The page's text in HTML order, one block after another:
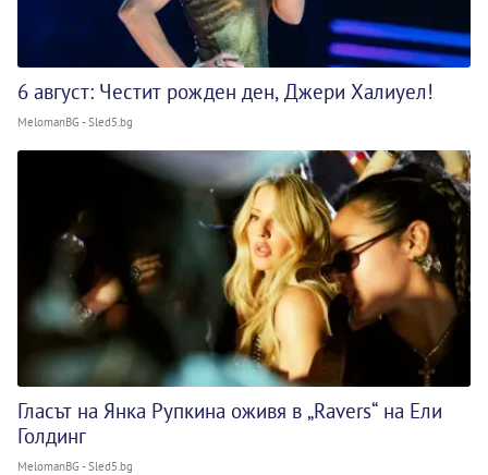
6 август: Честит рожден ден, Джери Халиуел!
MelomanBG - Sled5.bg
Гласът на Янка Рупкина оживя в „Ravers“ на Ели
Голдинг
MelomanBG - Sled5.bg